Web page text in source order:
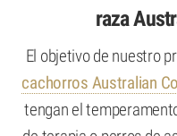
raza
El objetivo de nuestro
cachorros Australian
tengan el